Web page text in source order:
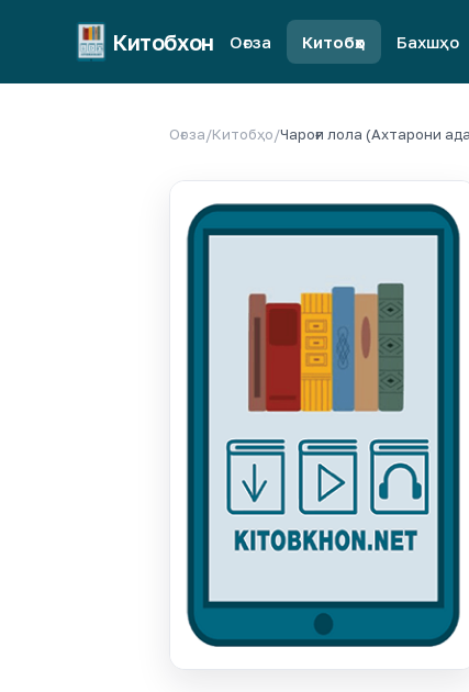
Китобхон Оғоза Китобҳо Бахшҳо
Оғоза/Китобҳо/Чароғи лола (Ахтарони